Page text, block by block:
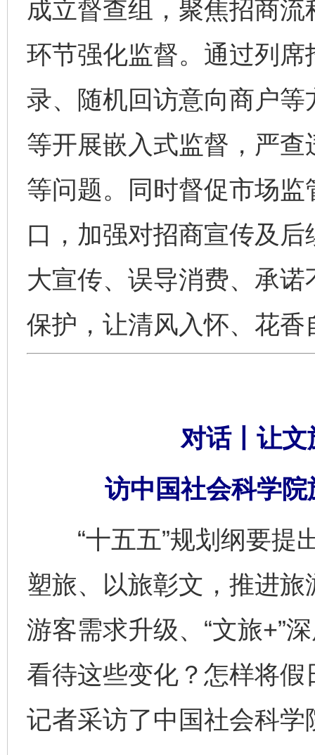
成立督查组，聚焦招商
环节强化监督。通过列
录、随机回访意向商户
等开展嵌入式监督，严
等问题。同时督促市场
口，加强对招商宣传及
大宣传、误导消费、承
保护，让清风入怀、花香
对话丨让文
访中国社会科学
“十五五”规划纲要提
塑旅、以旅彰文，推进旅
游客需求升级、“文旅+”
看待这些变化？怎样将假
记者采访了中国社会科